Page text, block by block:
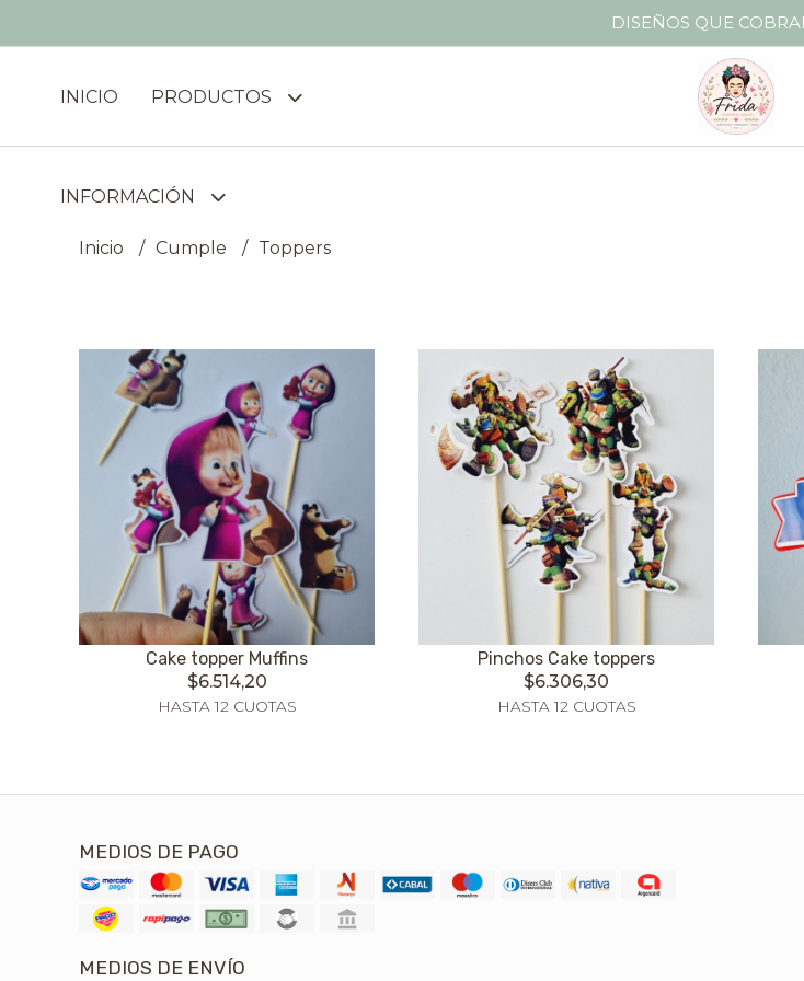
DISEÑOS QUE
INICIO PRODUCTOS
INFORMACIÓN
Inicio Cumple Toppers
Cake topper Muffins
$6.514,20
HASTA 12 CUOTAS
Pinchos Cake toppers
$6.306,30
HASTA 12 CUOTAS
MEDIOS DE PAGO
MEDIOS DE ENVÍO